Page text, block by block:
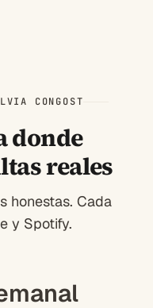
CONGOST
donde
reales
honestas. Cada
y Spotify.